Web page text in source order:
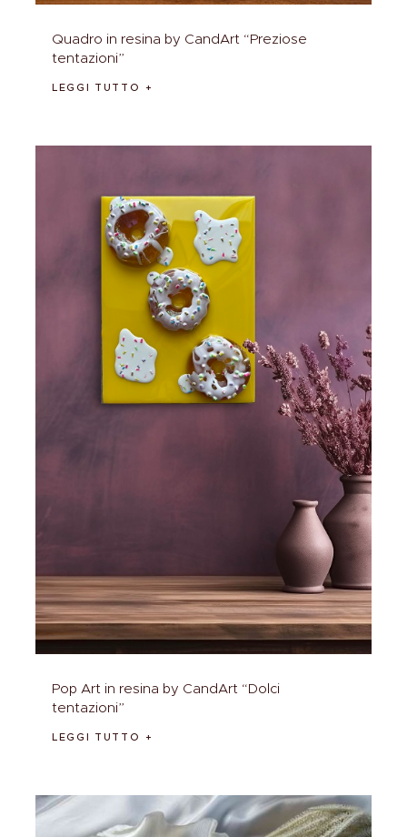
Quadro in resina by CandArt “Preziose
tentazioni”
LEGGI TUTTO
Pop Art in resina by CandArt “Dolci
tentazioni”
LEGGI TUTTO